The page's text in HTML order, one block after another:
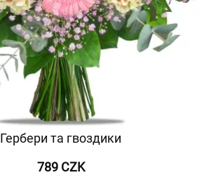
Гербери та гвоздики
789 CZK